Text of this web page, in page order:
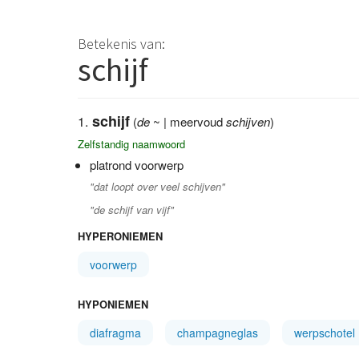
Betekenis van:
schijf
schijf (de ~ | meervoudschijven)
Zelfstandig naamwoord
platrond voorwerp
"dat loopt over veel schijven"
"de schijf van vijf"
HYPERONIEMEN
voorwerp
HYPONIEMEN
diafragma champagneglas werpschotel